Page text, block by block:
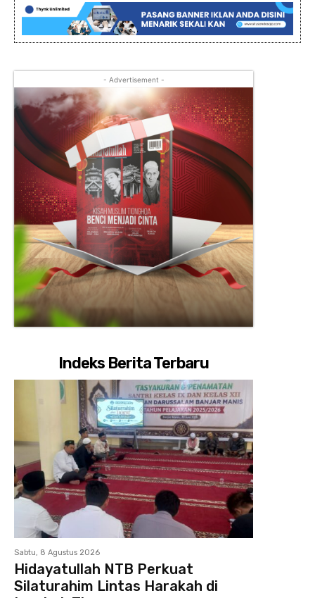
- Advertisement -
Indeks Berita Terbaru
Sabtu, 8 Agustus 2026
Hidayatullah NTB Perkuat
Silaturahim Lintas Harakah di